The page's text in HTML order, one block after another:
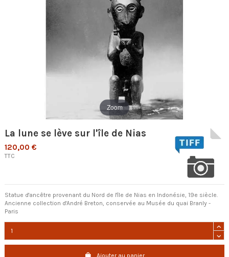
Zoom
La lune se lève sur l'île de Nias
120,00 €
TTC
Statue d'ancêtre provenant du Nord de l'île de Nias en Indonésie, 19e siècle.
Ancienne collection d'André Breton, conservée au Musée du quai Branly -
Paris